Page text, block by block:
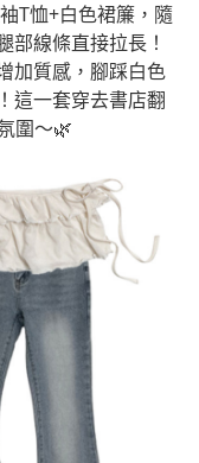
T恤+白色裙簾，隨
部線條直接拉長！
加質感，腳踩白色
這一套穿去書店翻
圍～🌿